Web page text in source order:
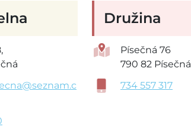
Družina
Písečná 76
790 82 Písečná
734 557 317